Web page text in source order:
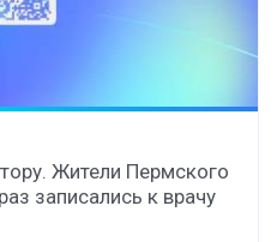
Жители Пермского
записались к врачу